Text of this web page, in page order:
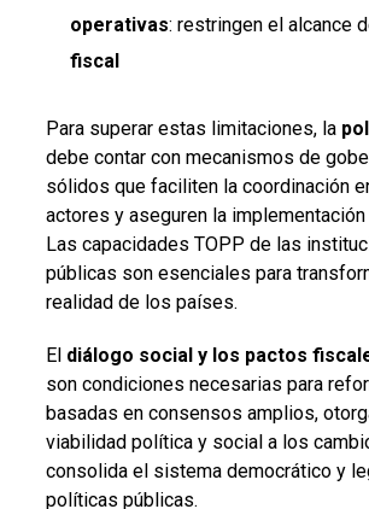
operativas: restringen el alcance
fiscal
Para superar estas limitaciones, la
debe contar con mecanismos de
sólidos que faciliten la coordinación
actores y aseguren la
Las capacidades TOPP de las
públicas son esenciales para
realidad de los países.
El diálogo social y los pactos
son condiciones necesarias para
basadas en consensos amplios,
viabilidad política y social a los
consolida el sistema democrático y
políticas públicas.